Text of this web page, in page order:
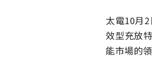
太電10月
效型充放
能市場的